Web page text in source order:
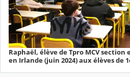
Raphaël, élève de Tpro MCV
en Irlande (juin 2024) aux élèves de